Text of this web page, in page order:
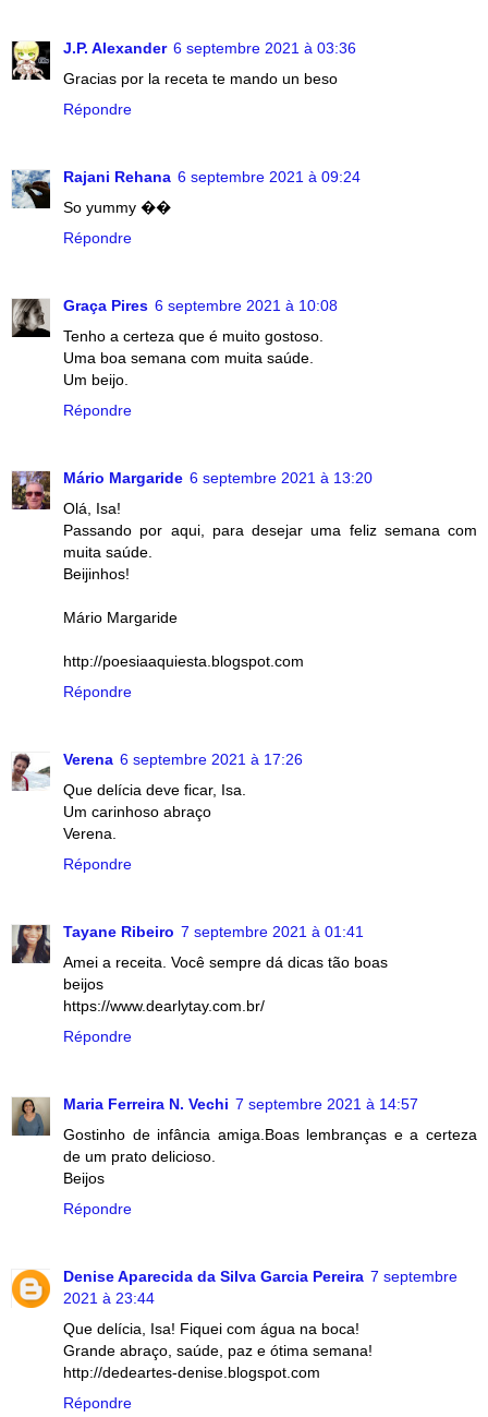
J.P. Alexander 6 septembre 2021 à 03:36
Gracias por la receta te mando un beso
Répondre
Rajani Rehana 6 septembre 2021 à 09:24
So yummy ��
Répondre
Graça Pires 6 septembre 2021 à 10:08
Tenho a certeza que é muito gostoso.
Uma boa semana com muita saúde.
Um beijo.
Répondre
Mário Margaride 6 septembre 2021 à 13:20
Olá, Isa!
Passando por aqui, para desejar uma feliz semana com
muita saúde.
Beijinhos!
Mário Margaride
http://poesiaaquiesta.blogspot.com
Répondre
Verena 6 septembre 2021 à 17:26
Que delícia deve ficar, Isa.
Um carinhoso abraço
Verena.
Répondre
Tayane Ribeiro 7 septembre 2021 à 01:41
Amei a receita. Você sempre dá dicas tão boas
beijos
https://www.dearlytay.com.br/
Répondre
Maria Ferreira N. Vechi 7 septembre 2021 à 14:57
Gostinho de infância amiga.Boas lembranças e a certeza
de um prato delicioso.
Beijos
Répondre
Denise Aparecida da Silva Garcia Pereira 7 septembre
2021 à 23:44
Que delícia, Isa! Fiquei com água na boca!
Grande abraço, saúde, paz e ótima semana!
http://dedeartes-denise.blogspot.com
Répondre